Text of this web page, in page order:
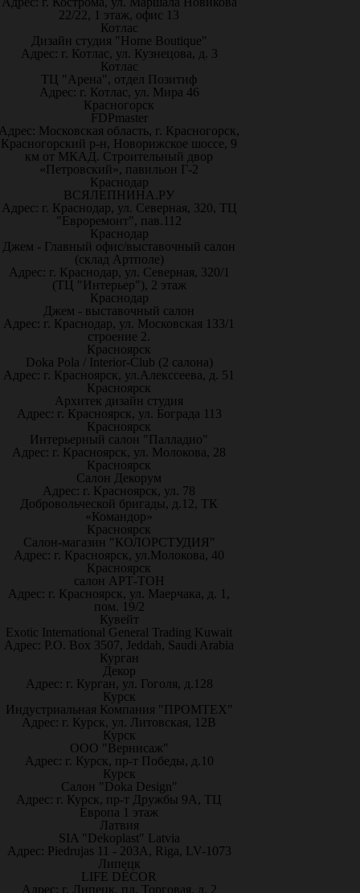
22/22, 1 этаж, офис 13
Котлас
Дизайн студия "Home Boutique"
Адрес: г. Котлас, ул. Кузнецова, д. 3
Котлас
ТЦ "Арена", отдел Позитиф
Адрес: г. Котлас, ул. Мира 46
Красногорск
FDPmaster
Московская область, г. Красногорск,
Красногорский р-н, Новорижское шоссе, 9
км от МКАД. Строительный двор
«Петровский», павильон Г-2
Краснодар
ВСЯЛЕПНИНА.РУ
Адрес: г. Краснодар, ул. Северная, 320, ТЦ
"Евроремонт", пав.112
Краснодар
Джем - Главный офис/выставочный салон
(склад Артполе)
Адрес: г. Краснодар, ул. Северная, 320/1
(ТЦ "Интерьер"), 2 этаж
Краснодар
Джем - выставочный салон
Адрес: г. Краснодар, ул. Московская 133/1
строение 2.
Красноярск
Doka Pola / Interior-Club (2 салона)
Адрес: г. Красноярск, ул.Алекссеева, д. 51
Красноярск
Архитек дизайн студия
Адрес: г. Красноярск, ул. Бограда 113
Красноярск
Интерьерный салон "Палладио"
Адрес: г. Красноярск, ул. Молокова, 28
Красноярск
Салон Декорум
Адрес: г. Красноярск, ул. 78
Добровольческой бригады, д.12, ТК
«Командор»
Красноярск
Салон-магазин "КОЛОРСТУДИЯ"
Адрес: г. Красноярск, ул.Молокова, 40
Красноярск
салон АРТ-ТОН
Адрес: г. Красноярск, ул. Маерчака, д. 1,
пом. 19/2
Кувейт
Exotic International General Trading Kuwait
Адрес: P.O. Box 3507, Jeddah, Saudi Arabia
Курган
Декор
Адрес: г. Курган, ул. Гоголя, д.128
Курск
Индустриальная Компания "ПРОМТЕХ"
Адрес: г. Курск, ул. Литовская, 12В
Курск
ООО "Вернисаж"
Адрес: г. Курск, пр-т Победы, д.10
Курск
Салон "Doka Design"
Адрес: г. Курск, пр-т Дружбы 9А, ТЦ
Европа 1 этаж
Латвия
SIA "Dekoplast" Latvia
Адрес: Piedrujas 11 - 203A, Riga, LV-1073
Липецк
LIFE DÉCOR
Адрес: г. Липецк, пл. Торговая, д. 2